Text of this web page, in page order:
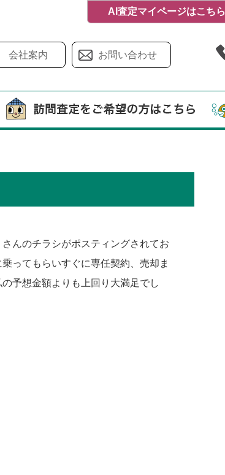
AI査定マイページはこちら
会社案内 お問い合わせ
んのチラシがポスティングされてお
ってもらいすぐに専任契約、売却ま
予想金額よりも上回り大満足でし